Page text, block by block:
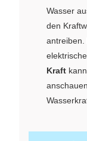
Wasser
den
antreiben.
Kraft